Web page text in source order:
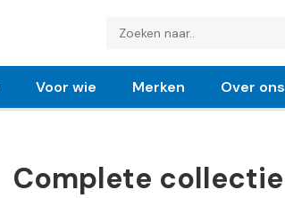
Voor wie Merken Over ons
Complete collectie